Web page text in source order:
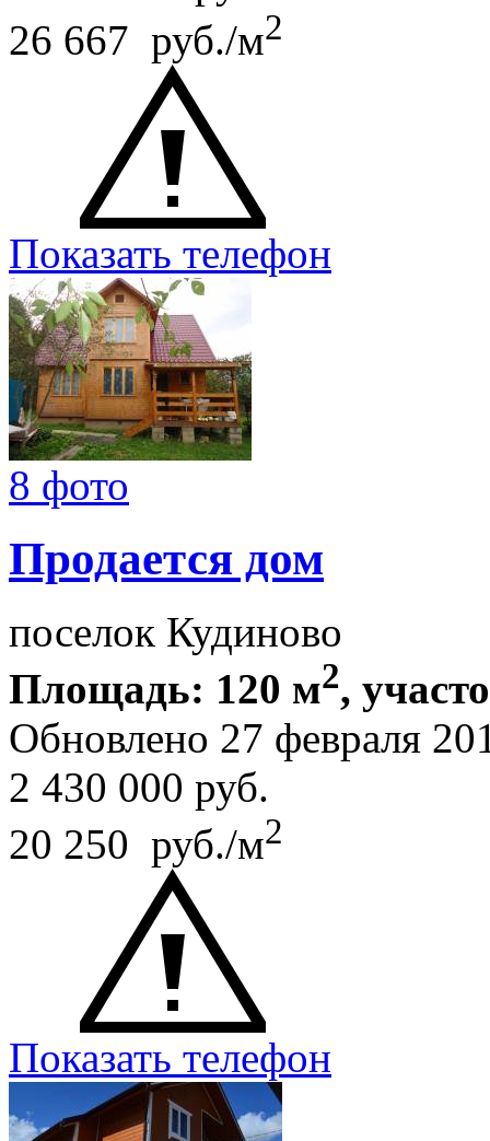
26 667 руб./м2
Показать телефон
8 фото
Продается дом
поселок Кудиново
Площадь: 120 м2,
Обновлено 27 февраля
2 430 000 руб.
20 250 руб./м2
Показать телефон